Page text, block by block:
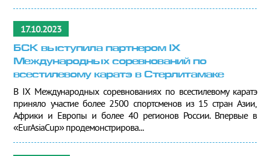
17.10.2023
БСК выступила партнером IX
Международных соревнований по
всестилевому каратэ в Стерлитамаке
В IX Международных соревнованиях по всестилевому каратэ
приняло участие более 2500 спортсменов из 15 стран Азии,
Африки и Европы и более 40 регионов России. Впервые в
«EurAsiaCup» продемонстрирова...